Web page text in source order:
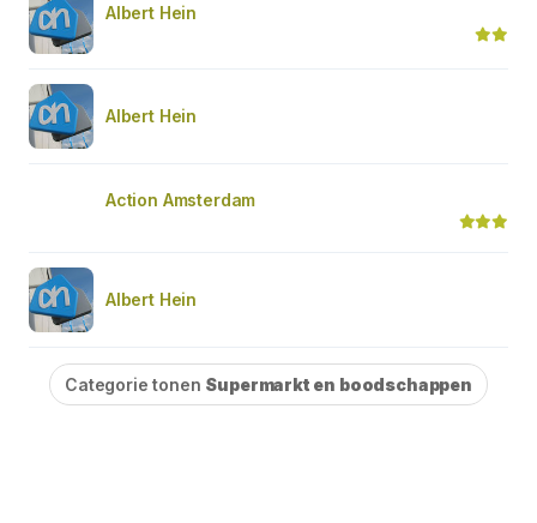
Albert Hein
Albert Hein
Action Amsterdam
Albert Hein
Categorie tonen Supermarkt en boodschappen